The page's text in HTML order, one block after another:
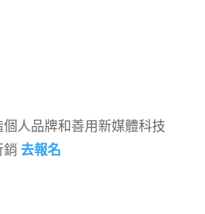
人品牌和善用新媒體科技
銷 去報名